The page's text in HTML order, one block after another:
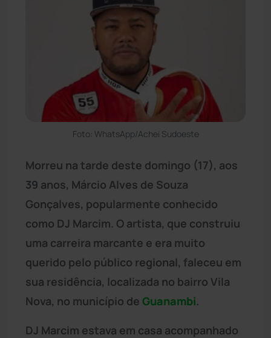
Foto: WhatsApp/Achei Sudoeste
Morreu na tarde deste domingo (17), aos
39 anos, Márcio Alves de Souza
Gonçalves, popularmente conhecido
como DJ Marcim. O artista, que construiu
uma carreira marcante e era muito
querido pelo público regional, faleceu em
sua residência, localizada no bairro Vila
Nova, no município de Guanambi.
DJ Marcim estava em casa acompanhado